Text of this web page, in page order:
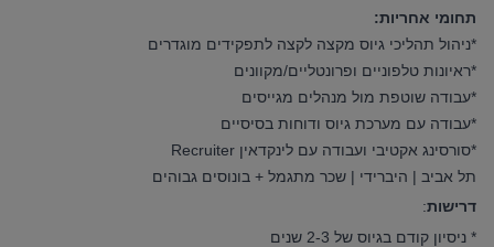
תחומי אחריות:
*ניהול תהליכי גיוס מקצה לקצה לתפקידים מוגדרים
*ראיונות טלפוניים ופרונטליים/מקוונים
*עבודה שוטפת מול מנהלים מגייסים
*עבודה עם מערכת גיוס ודוחות בסיסיים
*סורסינג אקטיבי ועבודה עם לינקדאין Recruiter
תל אביב | היברידי | שכר מתגמל + בונוסים גבוהים
דרישות:
* ניסיון קודם בגיוס של 2-3 שנים